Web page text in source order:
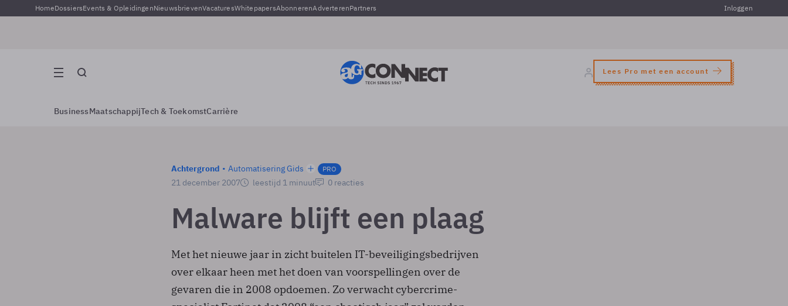
HomeDossiersEvents & OpleidingenNieuwsbrievenVacaturesWhitepapersAbonnerenAdverterenPartners Inloggen
Lees Pro met een account
BusinessMaatschappijTech & ToekomstCarrière
Achtergrond Automatisering Gids PRO
21 december 2007 leestijd 1 minuut 0 reacties
Malware blijft een plaag
Met het nieuwe jaar in zicht buitelen IT-beveiligingsbedrijven
over elkaar heen met het doen van voorspellingen over de
gevaren die in 2008 opdoemen. Zo verwacht cybercrime-